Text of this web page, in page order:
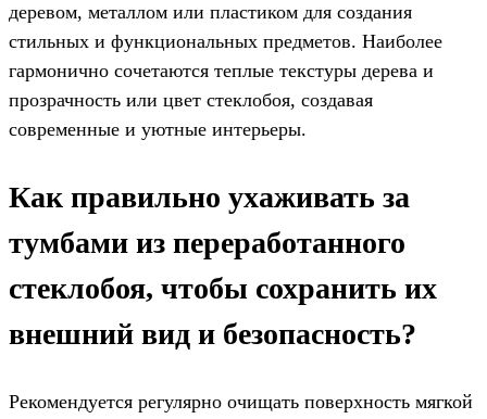
деревом, металлом или пластиком для создания
стильных и функциональных предметов. Наиболее
гармонично сочетаются теплые текстуры дерева и
прозрачность или цвет стеклобоя, создавая
современные и уютные интерьеры.
Как правильно ухаживать за
тумбами из переработанного
стеклобоя, чтобы сохранить их
внешний вид и безопасность?
Рекомендуется регулярно очищать поверхность мягкой